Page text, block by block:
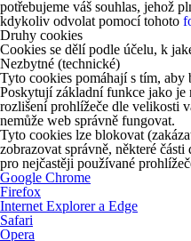
potřebujeme váš souhlas, jehož
kdykoliv odvolat pomocí tohoto
Druhy cookies
Cookies se dělí podle účelu, k
Nezbytné (technické)
Tyto cookies pomáhají s tím,
Poskytují základní funkce jako je
rozlišení prohlížeče dle velikosti
nemůže web správně fungovat.
Tyto cookies lze blokovat
zobrazovat správně, některé
pro nejčastěji používané
Google Chrome
Firefox
Internet Explorer a Edge
Safari
Opera